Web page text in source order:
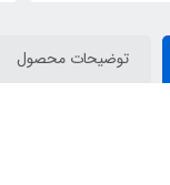
توضیحات محصول